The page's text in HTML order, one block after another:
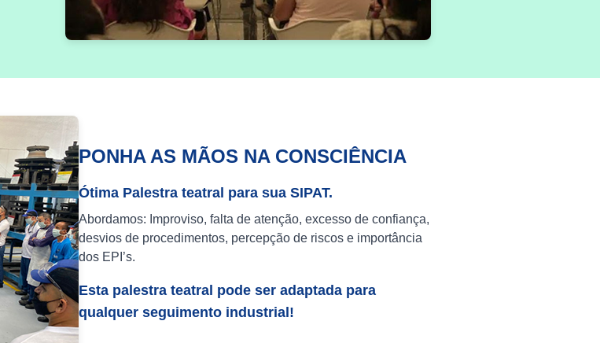
PONHA AS MÃOS NA CONSCIÊNCIA
Ótima Palestra teatral para sua SIPAT.
Abordamos: Improviso, falta de atenção, excesso de confiança,
desvios de procedimentos, percepção de riscos e importância
dos EPI’s.
Esta palestra teatral pode ser adaptada para
qualquer seguimento industrial!